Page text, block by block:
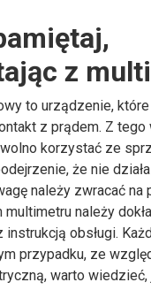
z
to urządzenie,
z prądem. Z tego
korzystać ze
że nie
należy zwracać na
multimetru należy
instrukcją obsługi.
przypadku, ze
warto wiedzieć,